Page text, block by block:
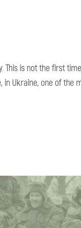
This is not the first
Ukraine, one of the